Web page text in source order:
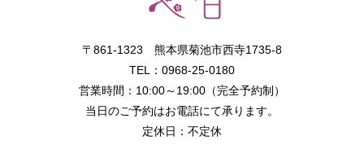
〒861-1323 熊本県菊池市西寺1735-8
TEL：0968-25-0180
営業時間：10:00～19:00（完全予約制）
当日のご予約はお電話にて承ります。
定休日：不定休